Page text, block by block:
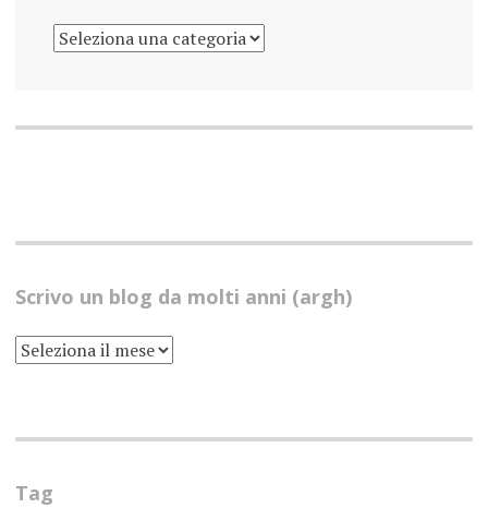
PARLO
DI…
Scrivo un blog da molti anni (argh)
SCRIVO
UN
(ARGH)
Tag